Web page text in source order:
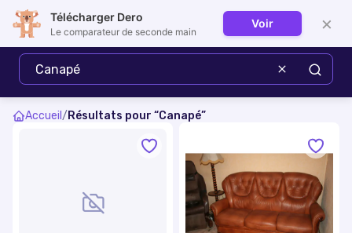
Se connecter
Accueil /Résultats pour “Canapé”
Télécharger Dero
Le comparateur de seconde main
Voir ×